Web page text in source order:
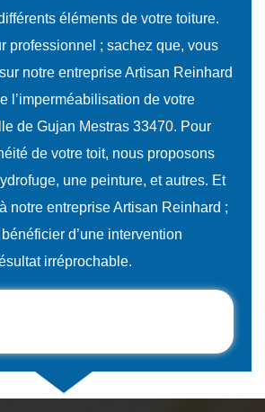
éléments de votre toiture.
professionnel ; sachez que, vous
notre entreprise Artisan Reinhard
l’imperméabilisation de votre
de Gujan Mestras 33470. Pour
de votre toit, nous proposons
une peinture, et autres. Et
notre entreprise Artisan Reinhard ;
d’une intervention
irréprochable.